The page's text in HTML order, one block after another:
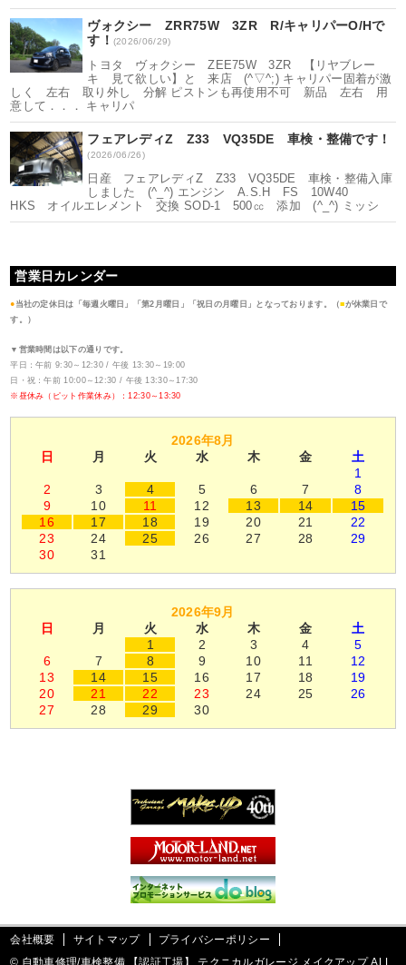
ヴォクシー ZRR75W 3ZR R/キャリパーO/Hで
す！ (2026/06/29)
トヨタ ヴォクシー ZEE75W 3ZR 【リヤブレー
キ 見て欲しい】と 来店 (^▽^;) キャリパー固着が激
しく 左右 取り外し 分解 ピストンも再使用不可 新品 左右 用
意して．．． キャリパ
フェアレディZ Z33 VQ35DE 車検・整備です！
(2026/06/26)
日産 フェアレディZ Z33 VQ35DE 車検・整備入庫
しました (^_^) エンジン A.S.H FS 10W40
HKS オイルエレメント 交換 SOD-1 500㏄ 添加 (^_^) ミッシ
営業日カレンダー
● 当社の定休日は「毎週火曜日」「第2月曜日」「祝日の月曜日」となっております。（■が休業日で
す。）
▼営業時間は以下の通りです。
平日：午前 9:30～12:30 / 午後 13:30～19:00
日・祝：午前 10:00～12:30 / 午後 13:30～17:30
※昼休み（ピット作業休み）：12:30～13:30
2026年8月
日
月 火 水 木 金
土
1
2
3 4 5 6 7
8
9
10 11 12 13 14
15
16
17 18 19 20 21
22
23
24 25 26 27 28
29
30
31
2026年9月
日
月 火 水 木 金
土
1
2 3 4
5
6
7 8 9 10 11
12
13
14 15 16 17 18
19
20
21 22 23 24 25
26
27
28 29 30
会社概要 サイトマップ
プライバシーポリシー
© 自動車修理/車検整備 【認証工場】 テクニカルガレージ メイクアップ ALL